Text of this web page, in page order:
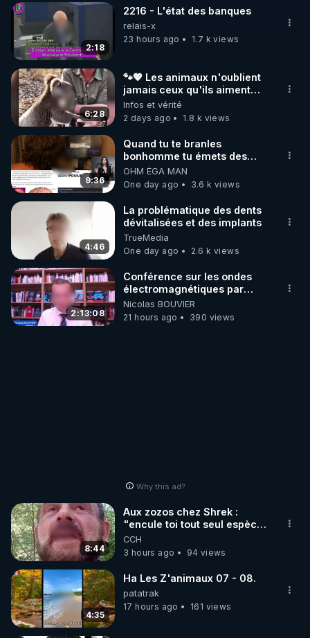
▶ 30 jours gratuit sur l’application de méditation et
de bien-être ENVOL :
Rendez-vous sur https://www.envol.app/code
le code : REGENERE
2:18
2216 - L'état des banques
relais-x
23 hours ago
1.7 k views
6:28
🐾💖 Les animaux n'oublient
jamais ceux qu'ils aiment…
🥹❤️
Infos et vérité
2 days ago
1.8 k views
9:36
Quand tu te branles
bonhomme tu émets des
ondes ils ont juste omis de
t'expliquer
OHM ÉGA MAN
One day ago
3.6 k views
4:46
La problématique des dents
dévitalisées et des implants
TrueMedia
One day ago
2.6 k views
2:13:08
Conférence sur les ondes
électromagnétiques par
Grégoire Caustru et Bart de
Wever !
Nicolas BOUVIER
21 hours ago
390 views
Why this ad?
8:44
Aux zozos chez Shrek :
"encule toi tout seul espèce
de mal polish"
CCH
3 hours ago
94 views
4:35
Ha Les Z'animaux 07 - 08.
patatrak
17 hours ago
161 views